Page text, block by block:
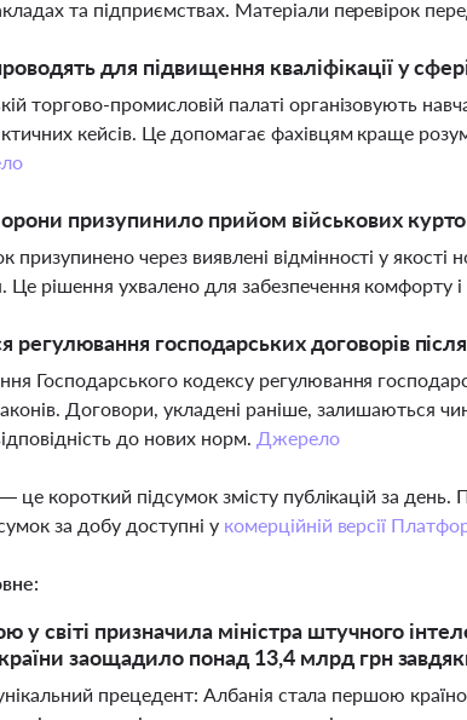
та підприємствах. Матеріали перевірок
для підвищення кваліфікації у
торгово-промисловій палаті організовують
кейсів. Це допомагає фахівцям краще
призупинило прийом військових
призупинено через виявлені відмінності у якості
Це рішення ухвалено для забезпечення комфорту і
регулювання господарських договорів
Господарського кодексу регулювання
Договори, укладені раніше, залишаються
до нових норм. Джерело
це короткий підсумок змісту публікацій за
за добу доступні у комерційній версії
у світі призначила міністра штучного
заощадило понад 13,4 млрд грн
унікальний прецедент: Албанія стала першою